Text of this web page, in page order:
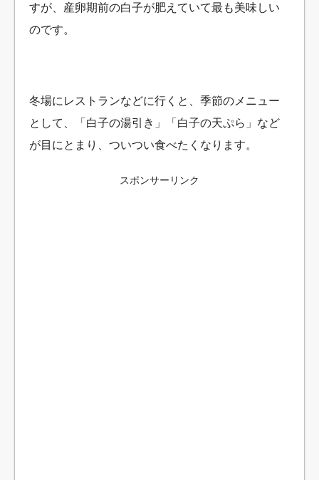
すが、産卵期前の白子が肥えていて最も美味しい
のです。
冬場にレストランなどに行くと、季節のメニュー
として、「白子の湯引き」「白子の天ぷら」など
が目にとまり、ついつい食べたくなります。
スポンサーリンク